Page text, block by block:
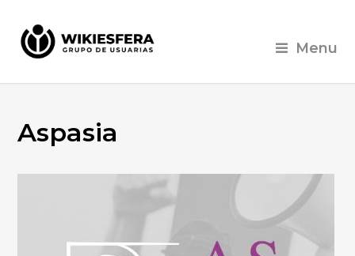
Menu
Aspasia